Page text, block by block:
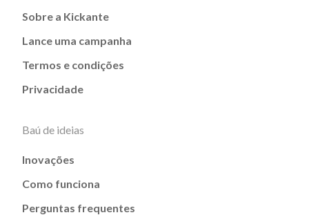
Sobre a Kickante
Lance uma campanha
Termos e condições
Privacidade
Baú de ideias
Inovações
Como funciona
Perguntas frequentes